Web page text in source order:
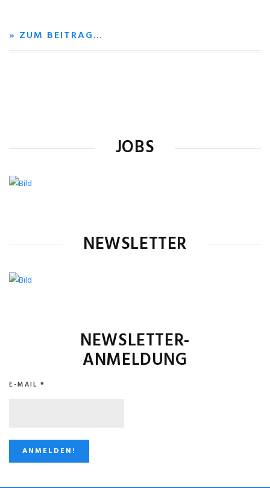
» ZUM BEITRAG…
JOBS
NEWSLETTER
NEWSLETTER-
ANMELDUNG
E-MAIL *